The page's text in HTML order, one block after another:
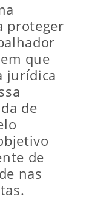
proteger
que
jurídica
de
de
nas